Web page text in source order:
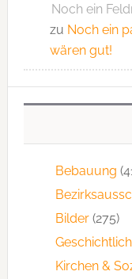
Noch ein
zu Noch ein
wären gut!
Bebauung
Bilder(275)
Kirchen &